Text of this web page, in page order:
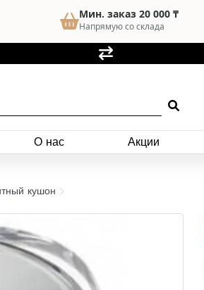
Мин. заказ 20 000 ₸
Напрямую со склада
О нас Акции
кушон